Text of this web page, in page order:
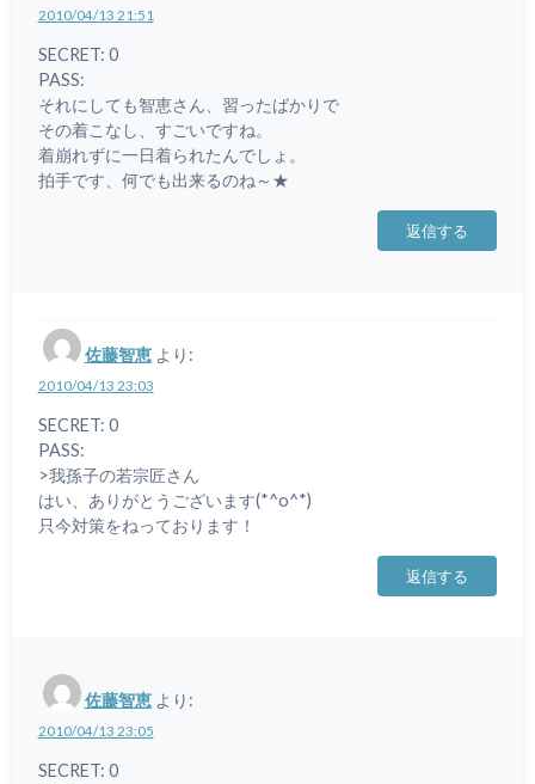
2010/04/13 21:51
SECRET: 0
PASS:
それにしても智恵さん、習ったばかりで
その着こなし、すごいですね。
着崩れずに一日着られたんでしょ。
拍手です、何でも出来るのね～★
返信する
佐藤智恵 より:
2010/04/13 23:03
SECRET: 0
PASS:
>我孫子の若宗匠さん
はい、ありがとうございます(*^o^*)
只今対策をねっております！
返信する
佐藤智恵 より:
2010/04/13 23:05
SECRET: 0